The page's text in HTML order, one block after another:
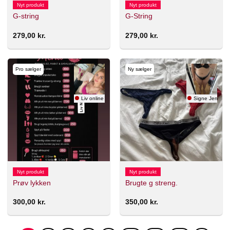
Nyt produkt
G-string
279,00 kr.
Nyt produkt
G-String
279,00 kr.
Pro sælger
Liv online hygge1.
Nyt produkt
Prøv lykken
300,00 kr.
Ny sælger
Signe Jensen
Nyt produkt
Brugte g streng.
350,00 kr.